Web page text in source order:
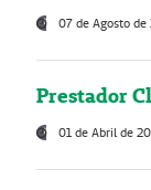
07 de Agosto de
Prestador
01 de Abril de